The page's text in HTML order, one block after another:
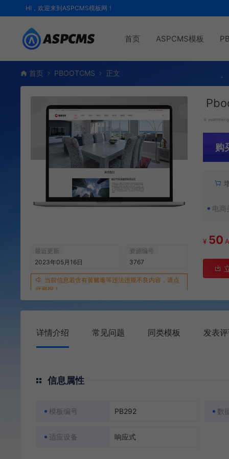
HI，欢迎来到ASPCMS模板网！
首页 ASPCMS模板
首页 PBOOTCMS 正文
最近更新
2023年05月16日
资源编号
3767
当前信息若含有黄赌毒等违法违规不良内容，请点
此举报！
yuanmeng
购
电商
¥ 50
详情介绍 常见问题 同类模板 发表
信息属性
模板编号 PB292 数
适应设备 响应式